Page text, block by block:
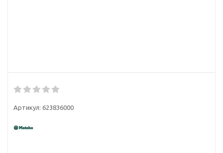
Артикул: 623836000